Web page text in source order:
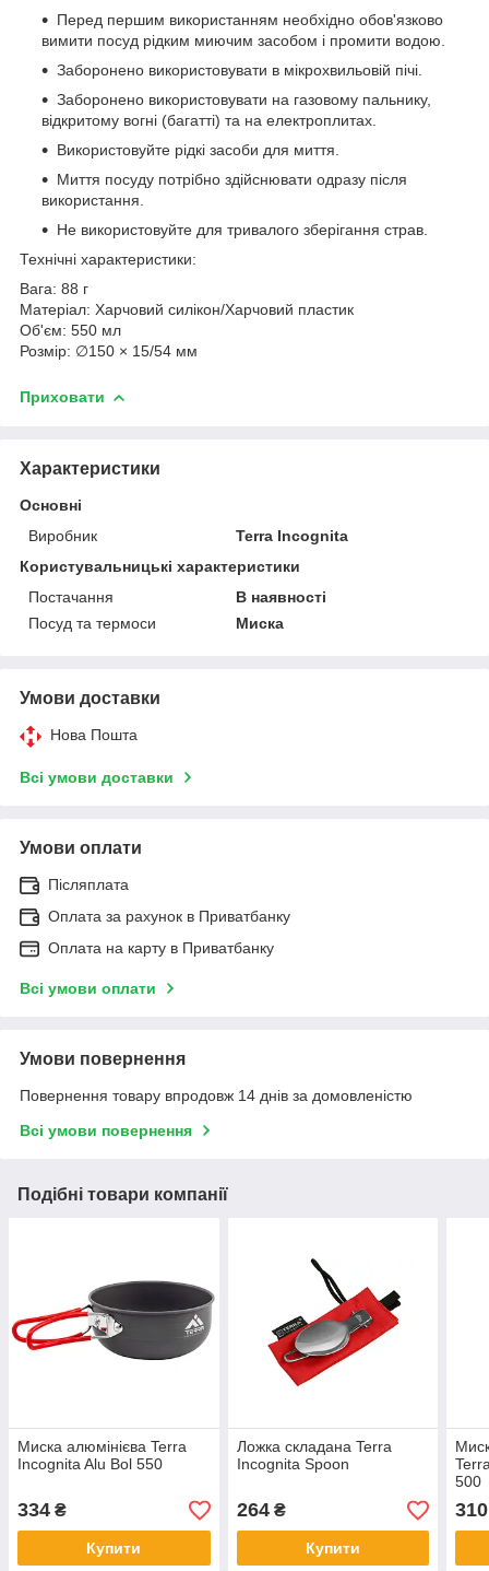
Перед першим використанням необхідно обов'язково
вимити посуд рідким миючим засобом і промити водою.
Заборонено використовувати в мікрохвильовій пічі.
Заборонено використовувати на газовому пальнику,
відкритому вогні (багатті) та на електроплитах.
Використовуйте рідкі засоби для миття.
Миття посуду потрібно здійснювати одразу після
використання.
Не використовуйте для тривалого зберігання страв.
Технічні характеристики:
Вага: 88 г
Матеріал: Харчовий силікон/Харчовий пластик
Об'єм: 550 мл
Розмір: ∅150 × 15/54 мм
Приховати
Характеристики
Основні
Виробник
Terra Incognita
Користувальницькі характеристики
Постачання
В наявності
Посуд та термоси
Миска
Умови доставки
Нова Пошта
Всі умови доставки
Умови оплати
Післяплата
Оплата за рахунок в Приватбанку
Оплата на карту в Приватбанку
Всі умови оплати
Умови повернення
Повернення товару впродовж 14 днів за домовленістю
Всі умови повернення
Подібні товари компанії
Миска алюмінієва Terra
Incognita Alu Bol 550
334 ₴
Купити
Ложка складана Terra
Incognita Spoon
264₴
Купити
500
310